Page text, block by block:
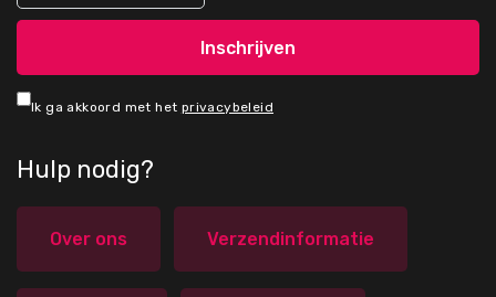
Ik ga akkoord met het privacybeleid
Hulp nodig?
Over ons Verzendinformatie